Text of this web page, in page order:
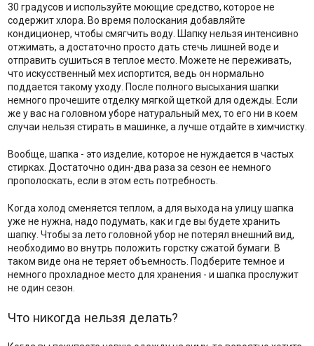
30 градусов и используйте моющие средство, которое не
содержит хлора. Во время полоскания добавляйте
кондиционер, чтобы смягчить воду. Шапку нельзя интенсивно
отжимать, а достаточно просто дать стечь лишней воде и
отправить сушиться в теплое место. Можете не переживать,
что искусственный мех испортится, ведь он нормально
поддается такому уходу. После полного высыхания шапки
немного прочешите отделку мягкой щеткой для одежды. Если
же у вас на головном уборе натуральный мех, то его ни в коем
случаи нельзя стирать в машинке, а лучше отдайте в химчистку.
Вообще, шапка - это изделие, которое не нуждается в частых
стирках. Достаточно один-два раза за сезон ее немного
прополоскать, если в этом есть потребность.
Когда холод сменяется теплом, а для выхода на улицу шапка
уже не нужна, надо подумать, как и где вы будете хранить
шапку. Чтобы за лето головной убор не потерял внешний вид,
необходимо во внутрь положить горстку сжатой бумаги. В
таком виде она не теряет объемность. Подберите темное и
немного прохладное место для хранения - и шапка прослужит
не один сезон.
Что никогда нельзя делать?